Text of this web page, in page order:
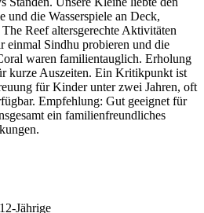
die Wasserspiele an Deck,
Reef altersgerechte Aktivitäten
einmal Sindhu probieren und die
waren familientauglich. Erholung
kurze Auszeiten. Ein Kritikpunkt ist
für Kinder unter zwei Jahren, oft
Empfehlung: Gut geeignet für
ein familienfreundliches
Jährige